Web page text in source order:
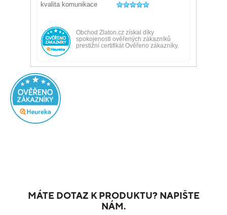
MÁTE DOTAZ K PRODUKTU? NAPIŠTE
NÁM.